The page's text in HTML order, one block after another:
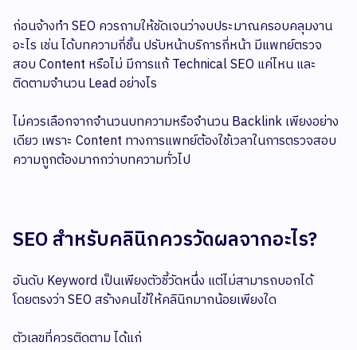
ก่อนจ้างทำ SEO ควรถามให้ชัดเจนว่างบประมาณครอบคลุมงาน
อะไร เช่น ได้บทความกี่ชิ้น ปรับหน้าบริการกี่หน้า มีแพทย์ตรวจ
สอบ Content หรือไม่ มีการแก้ Technical SEO แค่ไหน และ
ติดตามจำนวน Lead อย่างไร
ไม่ควรเลือกจากจำนวนบทความหรือจำนวน Backlink เพียงอย่าง
เดียว เพราะ Content ทางการแพทย์ต้องใช้เวลาในการตรวจสอบ
ความถูกต้องมากกว่าบทความทั่วไป
SEO สำหรับคลินิกควรวัดผลจากอะไร?
อันดับ Keyword เป็นเพียงตัวชี้วัดหนึ่ง แต่ไม่สามารถบอกได้
โดยตรงว่า SEO สร้างคนไข้ให้คลินิกมากน้อยเพียงใด
ตัวเลขที่ควรติดตาม ได้แก่